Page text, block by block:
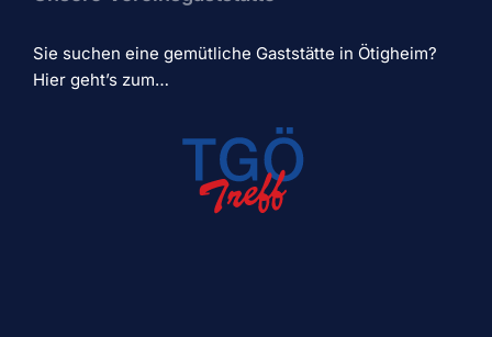
Sie suchen eine gemütliche Gaststätte in Ötigheim?
Hier geht’s zum…